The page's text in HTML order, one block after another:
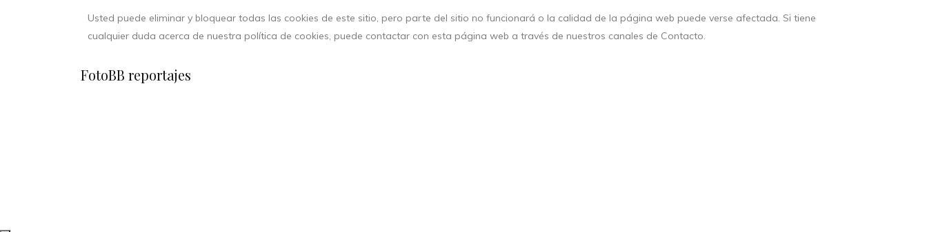
Usted puede eliminar y bloquear todas las cookies de este sitio, pero parte del sitio no funcionará o la calidad de la página web puede verse afectada. Si tiene
cualquier duda acerca de nuestra política de cookies, puede contactar con esta página web a través de nuestros canales de Contacto.
FotoBB reportajes